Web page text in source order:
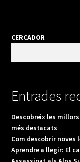
CERCADOR
Entrades
Descobreix les
més destacats
Com descobrir
Aprendre a llegir: El